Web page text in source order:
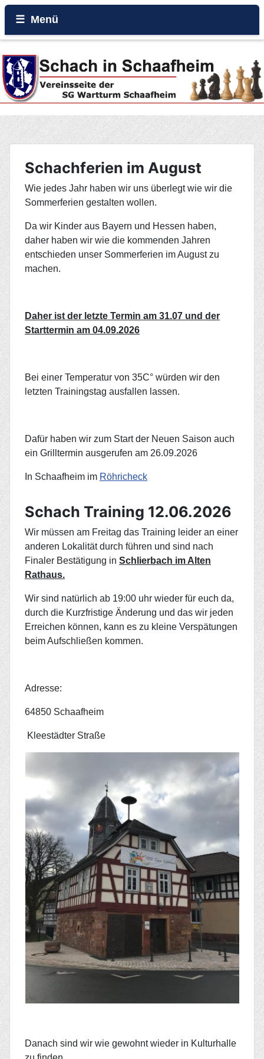
Menü
Beiträge
Galerie
Rund um den Wartturm
Schachferien im August
Wie jedes Jahr haben wir uns überlegt wie wir die
Sommerferien gestalten wollen.
Da wir Kinder aus Bayern und Hessen haben,
daher haben wir wie die kommenden Jahren
entschieden unser Sommerferien im August zu
machen.
Daher ist der letzte Termin am 31.07 und der
Starttermin am 04.09.2026
Bei einer Temperatur von 35C° würden wir den
letzten Trainingstag ausfallen lassen.
Dafür haben wir zum Start der Neuen Saison auch
ein Grilltermin ausgerufen am 26.09.2026
In Schaafheim im Röhricheck
Schach Training 12.06.2026
Wir müssen am Freitag das Training leider an einer
anderen Lokalität durch führen und sind nach
Finaler Bestätigung in Schlierbach im Alten
Rathaus.
Wir sind natürlich ab 19:00 uhr wieder für euch da,
durch die Kurzfristige Änderung und das wir jeden
Erreichen können, kann es zu kleine Verspätungen
beim Aufschließen kommen.
Adresse:
64850 Schaafheim
Kleestädter Straße
Danach sind wir wie gewohnt wieder in Kulturhalle